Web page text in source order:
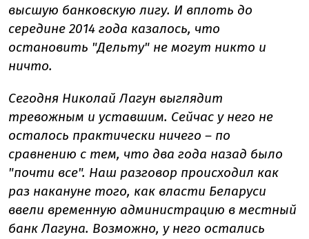
высшую банковскую лигу. И вплоть до
середине 2014 года казалось, что
остановить "Дельту" не могут никто и
ничто.
Сегодня Николай Лагун выглядит
тревожным и уставшим. Сейчас у него не
осталось практически ничего – по
сравнению с тем, что два года назад было
"почти все". Наш разговор происходил как
раз накануне того, как власти Беларуси
ввели временную администрацию в местный
банк Лагуна. Возможно, у него остались